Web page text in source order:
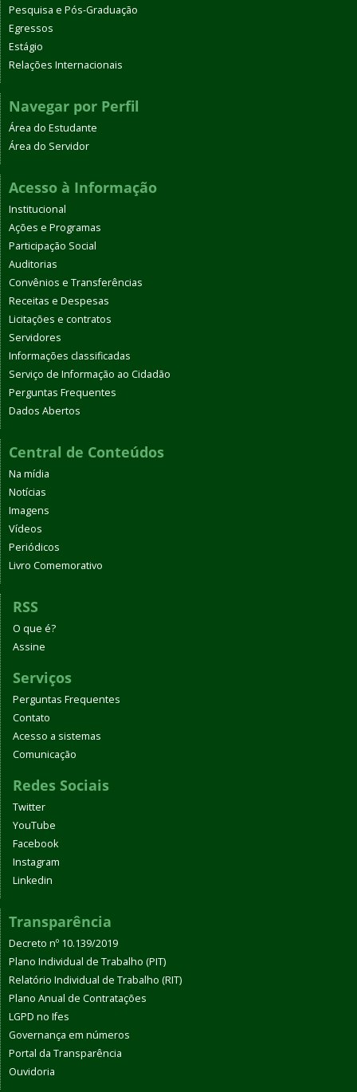
Pesquisa e Pós-Graduação
Egressos
Estágio
Relações Internacionais
Navegar por Perfil
Área do Estudante
Área do Servidor
Acesso à Informação
Institucional
Ações e Programas
Participação Social
Auditorias
Convênios e Transferências
Receitas e Despesas
Licitações e contratos
Servidores
Informações classificadas
Serviço de Informação ao Cidadão
Perguntas Frequentes
Dados Abertos
Central de Conteúdos
Na mídia
Notícias
Imagens
Vídeos
Periódicos
Livro Comemorativo
RSS
O que é?
Assine
Serviços
Perguntas Frequentes
Contato
Acesso a sistemas
Comunicação
Redes Sociais
Twitter
YouTube
Facebook
Instagram
Linkedin
Transparência
Decreto nº 10.139/2019
Plano Individual de Trabalho (PIT)
Relatório Individual de Trabalho (RIT)
Plano Anual de Contratações
LGPD no Ifes
Governança em números
Portal da Transparência
Ouvidoria